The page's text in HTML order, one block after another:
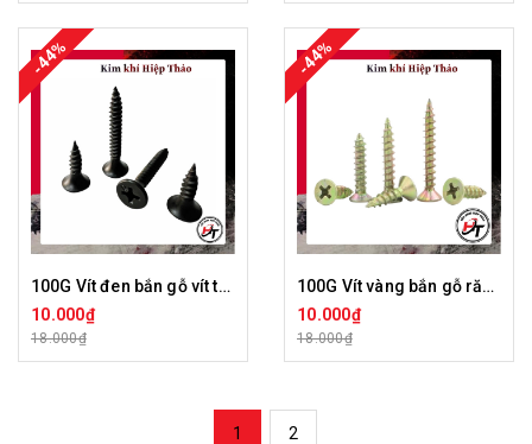
-44%
100G Vít đen bắn gỗ vít thạch cao Dinosaur chính hãng VD-DNS-100G
10.000₫
18.000₫
-44%
100G Vít vàng bắn gỗ răng thưa Dinosaur VV-DNS-100G
10.000₫
18.000₫
1 2